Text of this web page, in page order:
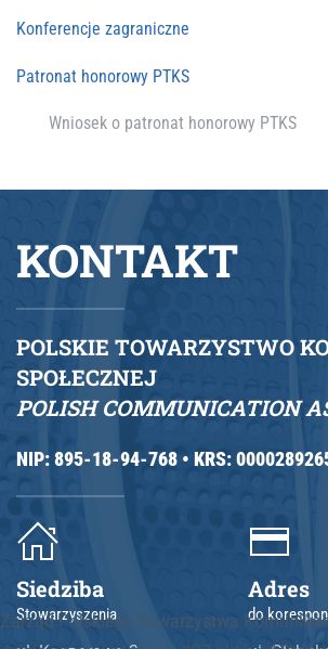
Konferencje zagraniczne
Patronat honorowy PTKS
Wniosek o patronat honorowy PTKS
KONTAKT
POLSKIE TOWARZYSTWO
SPOŁECZNEJ
POLISH COMMUNICATION
NIP: 895-18-94-768 • KRS:
Siedziba
Stowarzyszenia
Adres
do
Zarząd Polskiego Towarzystwa